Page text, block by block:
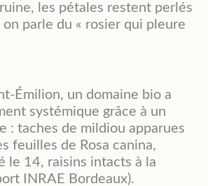
les pétales restent perlés
on parle du « rosier qui pleure
Émilion, un domaine bio a
systémique grâce à un
: taches de mildiou apparues
feuilles de Rosa canina,
le 14, raisins intacts à la
INRAE Bordeaux).